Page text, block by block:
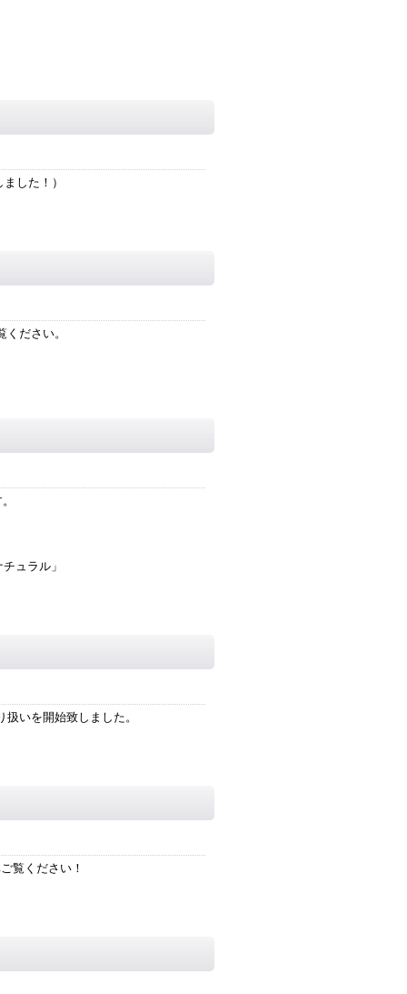
した！）
ださい。
ュラル」
いを開始致しました。
覧ください！